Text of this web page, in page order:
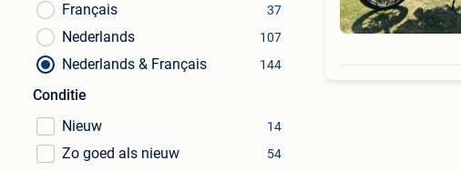
Français
37
Nederlands 107
Nederlands & Français 144
Conditie
Nieuw
14
Zo goed als nieuw 54